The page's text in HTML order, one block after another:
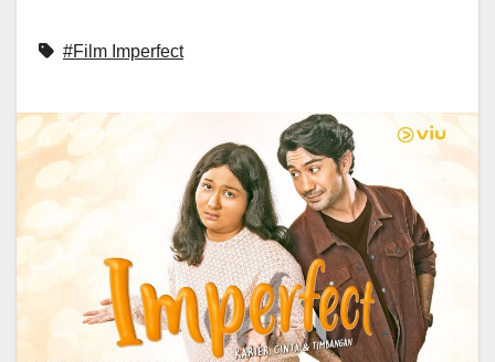
#Film Imperfect